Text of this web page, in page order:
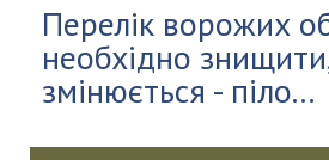
Перелік ворожих
необхідно
змінюється - піло...